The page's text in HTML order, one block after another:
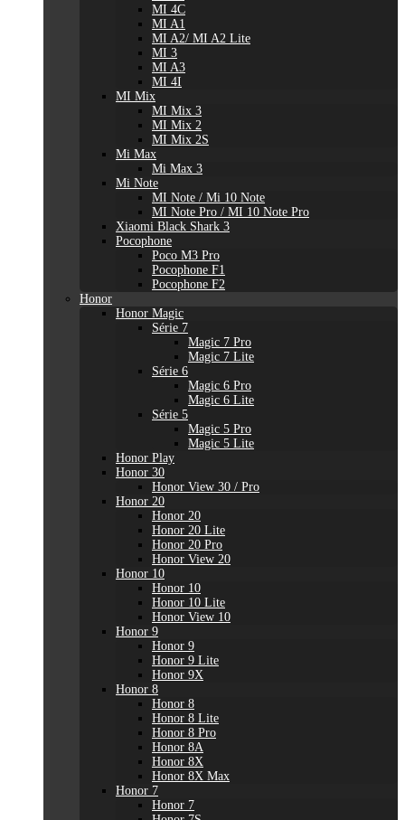
MI 4C
MI A1
MI A2/ MI A2 Lite
MI 3
MI A3
MI 4I
MI Mix
MI Mix 3
MI Mix 2
MI Mix 2S
Mi Max
Mi Max 3
Mi Note
MI Note / Mi 10 Note
MI Note Pro / MI 10 Note Pro
Xiaomi Black Shark 3
Pocophone
Poco M3 Pro
Pocophone F1
Pocophone F2
Honor
Honor Magic
Série 7
Magic 7 Pro
Magic 7 Lite
Série 6
Magic 6 Pro
Magic 6 Lite
Série 5
Magic 5 Pro
Magic 5 Lite
Honor Play
Honor 30
Honor View 30 / Pro
Honor 20
Honor 20
Honor 20 Lite
Honor 20 Pro
Honor View 20
Honor 10
Honor 10
Honor 10 Lite
Honor View 10
Honor 9
Honor 9
Honor 9 Lite
Honor 9X
Honor 8
Honor 8
Honor 8 Lite
Honor 8 Pro
Honor 8A
Honor 8X
Honor 8X Max
Honor 7
Honor 7